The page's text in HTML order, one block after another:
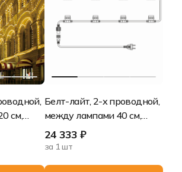
см,
шт),
Белт-лайт, 2-х проводной,
между лампами 40 см,
патрон-резина (125 шт),
бухта 50 метров,, 220 В,
24 333 ₽
за 1 шт